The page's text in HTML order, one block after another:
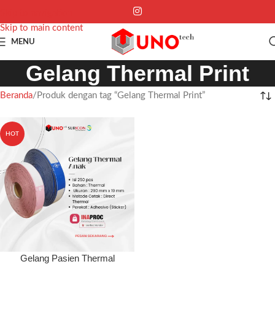
Skip to main content
MENU
Gelang Thermal Print
Beranda Produk dengan tag “Gelang Thermal Print”
HOT
Gelang Pasien Thermal